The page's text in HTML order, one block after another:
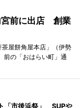
宮前に出店 創業
屋餅角屋本店」（伊勢
前の「おはらい町」通
「市後浜祭」 SUPや